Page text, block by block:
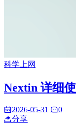
科学上网
Nextin 详细
2026-05-31
0
分享